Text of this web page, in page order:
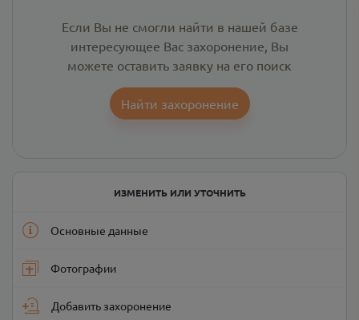
Если Вы не смогли найти в нашей базе
интересующее Вас захоронение, Вы
можете оставить заявку на его поиск
Найти захоронение
ИЗМЕНИТЬ ИЛИ УТОЧНИТЬ
Основные данные
Фотографии
Добавить захоронение